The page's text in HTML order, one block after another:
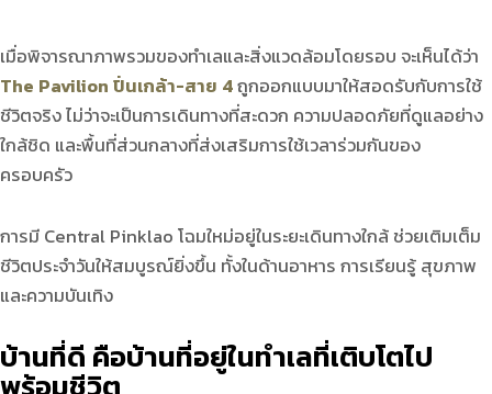
เมื่อพิจารณาภาพรวมของทำเลและสิ่งแวดล้อมโดยรอบ จะเห็นได้ว่า
The Pavilion ปิ่นเกล้า-สาย 4ถูกออกแบบมาให้สอดรับกับการใช้
ชีวิตจริง ไม่ว่าจะเป็นการเดินทางที่สะดวก ความปลอดภัยที่ดูแลอย่าง
ใกล้ชิด และพื้นที่ส่วนกลางที่ส่งเสริมการใช้เวลาร่วมกันของ
ครอบครัว
การมี Central Pinklao โฉมใหม่อยู่ในระยะเดินทางใกล้ ช่วยเติมเต็ม
ชีวิตประจำวันให้สมบูรณ์ยิ่งขึ้น ทั้งในด้านอาหาร การเรียนรู้ สุขภาพ
และความบันเทิง
บ้านที่ดี คือบ้านที่อยู่ในทำเลที่เติบโตไป